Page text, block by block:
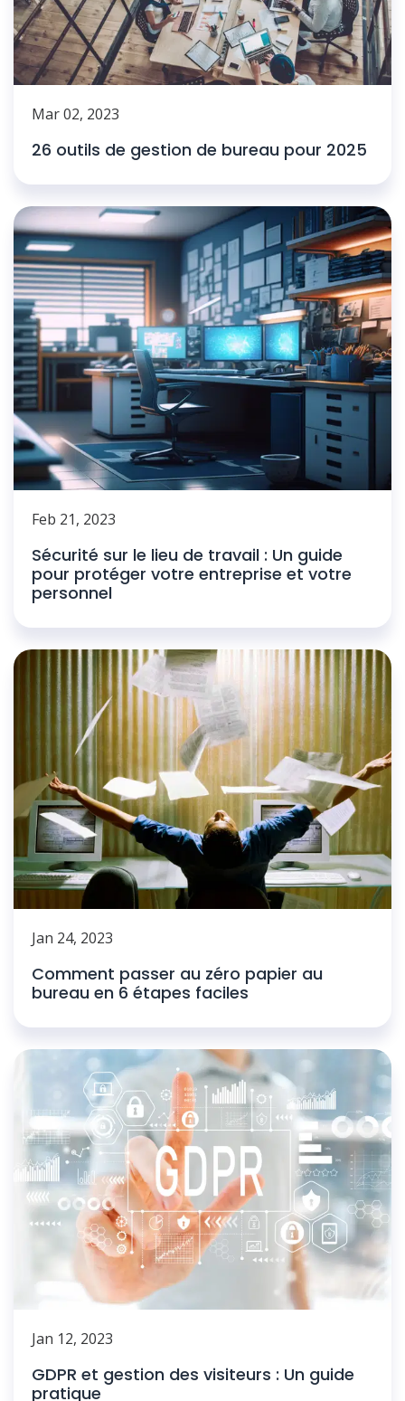
Mar 02, 2023
26 outils de gestion de bureau pour 2025
Feb 21, 2023
Sécurité sur le lieu de travail : Un guide
pour protéger votre entreprise et votre
personnel
Jan 24, 2023
Comment passer au zéro papier au
bureau en 6 étapes faciles
Jan 12, 2023
GDPR et gestion des visiteurs : Un guide
pratique